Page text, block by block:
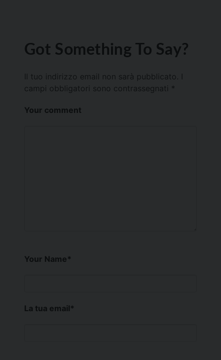
Got Something To Say?
Il tuo indirizzo email non sarà pubblicato.
campi obbligatori sono contrassegnati *
Your comment
Your Name*
La tua email*